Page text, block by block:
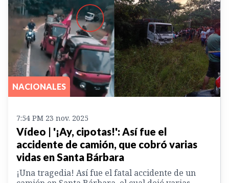
NACIONALES
7:54 PM 23 nov. 2025
Vídeo | '¡Ay, cipotas!': Así fue el
accidente de camión, que cobró varias
vidas en Santa Bárbara
¡Una tragedia! Así fue el fatal accidente de un